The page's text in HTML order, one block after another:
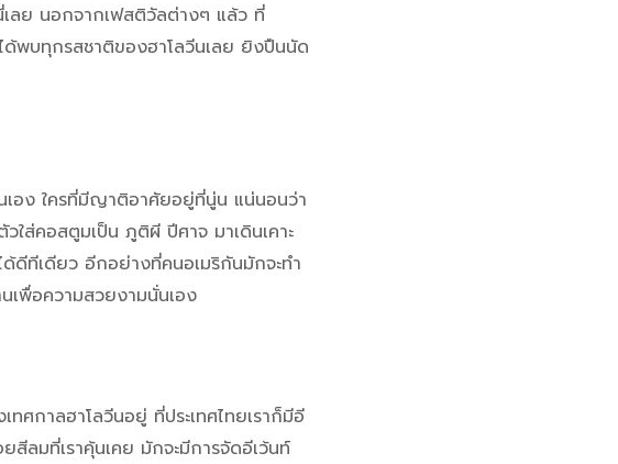
เลย นอกจากเฟสติวัลต่างๆ แล้ว ที่
ด้พบทุกรสชาติของฮาโลวีนเลย ยิงปืนนัด
เอง ใครที่มีญาติอาศัยอยู่ที่นู่น แน่นอนว่า
ส่คอสตูมเป็น ภูติผี ปีศาจ มาเดินเคาะ
ดีทีเดียว อีกอย่างที่คนอเมริกันมักจะทำ
เพื่อความสวยงามนั่นเอง
ศกาลฮาโลวีนอยู่ ที่ประเทศไทยเราก็มีอี
สีลมที่เราคุ้นเคย มักจะมีการจัดอีเว้นท์